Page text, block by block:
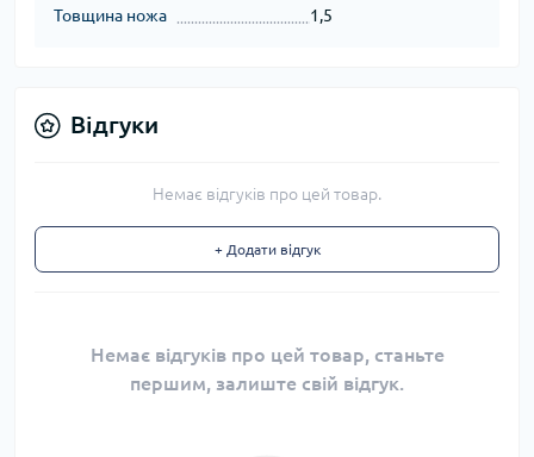
Товщина ножа 1,5
Відгуки
Немає відгуків про цей товар.
+ Додати відгук
Немає відгуків про цей товар, станьте
першим, залиште свій відгук.